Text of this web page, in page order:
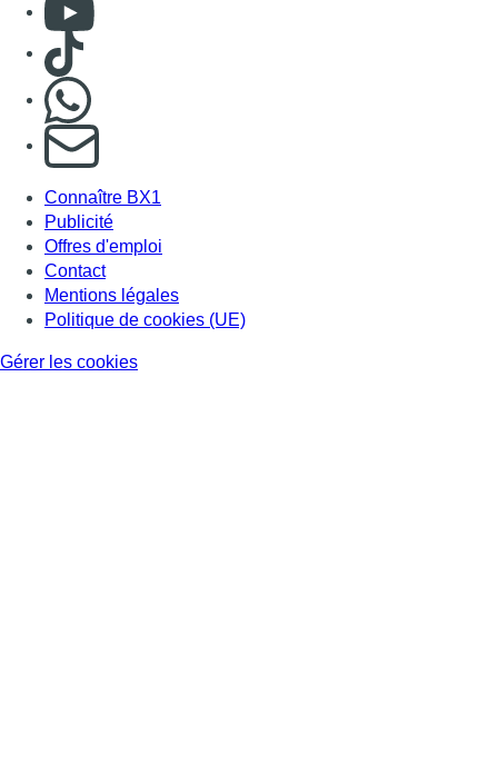
Consulter Youtube
Consulter TikTok
S'abonner à notre newsletter
Connaître BX1
Publicité
Offres d'emploi
Contact
Mentions légales
Politique de cookies (UE)
Gérer les cookies